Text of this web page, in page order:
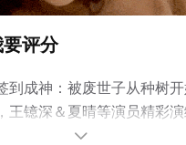
要评分
到成神：被废世子从种树
王镱深＆夏晴等演员精彩
剧情已揭晓（完结），手机
